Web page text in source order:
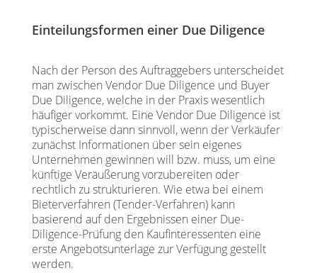
Einteilungsformen einer Due Diligence
Nach der Person des Auftraggebers unterscheidet
man zwischen Vendor Due Diligence und Buyer
Due Diligence, welche in der Praxis wesentlich
häufiger vorkommt. Eine Vendor Due Diligence ist
typischerweise dann sinnvoll, wenn der Verkäufer
zunächst Informationen über sein eigenes
Unternehmen gewinnen will bzw. muss, um eine
künftige Veräußerung vorzubereiten oder
rechtlich zu strukturieren. Wie etwa bei einem
Bieterverfahren (Tender-Verfahren) kann
basierend auf den Ergebnissen einer Due-
Diligence-Prüfung den Kaufinteressenten eine
erste Angebotsunterlage zur Verfügung gestellt
werden.